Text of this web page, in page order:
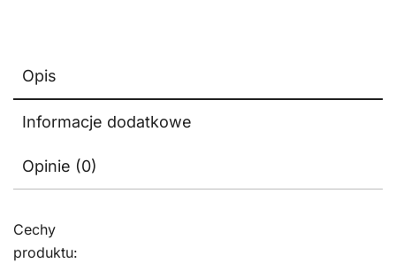
Opis
Informacje dodatkowe
Opinie (0)
Cechy
produktu: